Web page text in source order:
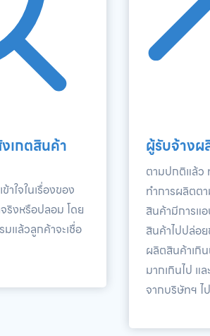
เกตสินค้า
ใจในเรื่องของ
ริงหรือปลอม โดย
มแล้วลูกค้าจะเชื่อ
ผู้รับจ้างผ
ตามปกติแล้ว
ทำการผลิตต
สินค้ามีการแ
สินค้าไปปล่อ
ผลิตสินค้าเกิ
มากเกินไป แ
จากบริษัทฯ ไ